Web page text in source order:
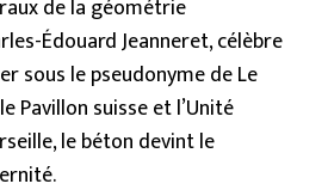
de la géométrie
Édouard Jeanneret, célèbre
sous le pseudonyme de Le
Pavillon suisse et l’Unité
le béton devint le